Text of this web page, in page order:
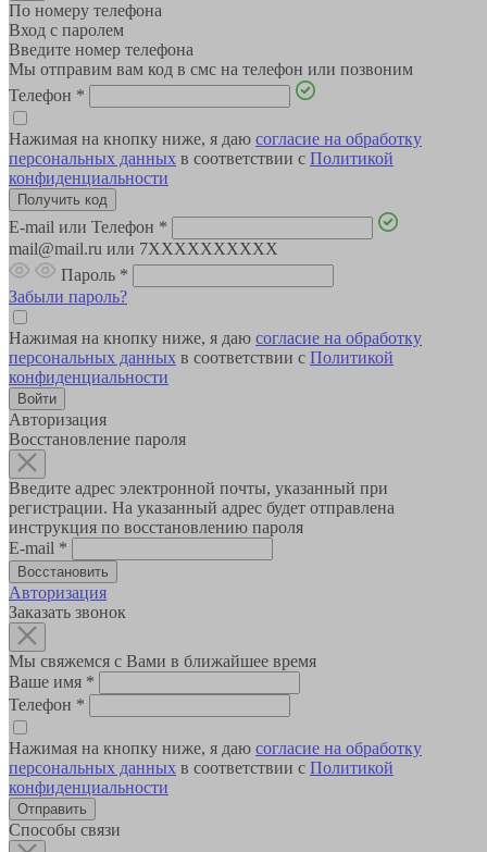
По номеру телефона
Вход с паролем
Введите номер телефона
Мы отправим вам код в смс на телефон или позвоним
Телефон *
Нажимая на кнопку ниже, я даю согласие на обработку
персональных данных в соответствии с Политикой
конфиденциальности
E-mail или Телефон *
mail@mail.ru или 7XXXXXXXXXX
Пароль *
Забыли пароль?
Нажимая на кнопку ниже, я даю согласие на обработку
персональных данных в соответствии с Политикой
конфиденциальности
Авторизация
Восстановление пароля
Введите адрес электронной почты, указанный при
регистрации. На указанный адрес будет отправлена
инструкция по восстановлению пароля
E-mail *
Авторизация
Заказать звонок
Мы свяжемся с Вами в ближайшее время
Ваше имя *
Телефон *
Нажимая на кнопку ниже, я даю согласие на обработку
персональных данных в соответствии с Политикой
конфиденциальности
Способы связи